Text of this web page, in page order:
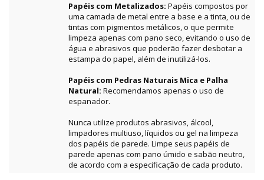
Papéis com Metalizados: Papéis compostos por
uma camada de metal entre a base e a tinta, ou de
tintas com pigmentos metálicos, o que permite
limpeza apenas com pano seco, evitando o uso de
água e abrasivos que poderão fazer desbotar a
estampa do papel, além de inutilizá-los.
Papéis com Pedras Naturais Mica e Palha
Natural: Recomendamos apenas o uso de
espanador.
Nunca utilize produtos abrasivos, álcool,
limpadores multiuso, líquidos ou gel na limpeza
dos papéis de parede. Limpe seus papéis de
parede apenas com pano úmido e sabão neutro,
de acordo com a especificação de cada produto.